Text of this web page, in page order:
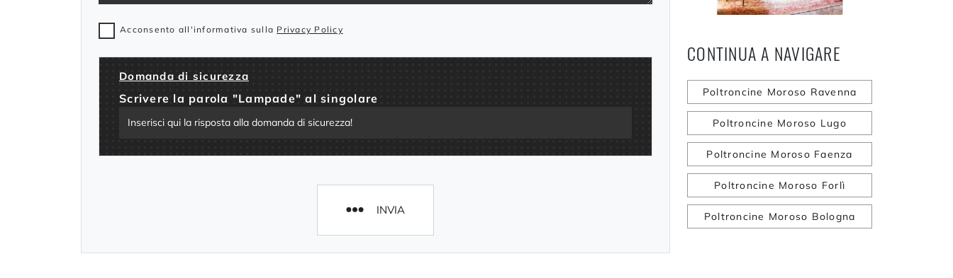
Acconsento all'informativa sulla Privacy Policy
Domanda di sicurezza
Scrivere la parola "Lampade" al singolare
INVIA
CONTINUA A NAVIGARE
Poltroncine Moroso Ravenna
Poltroncine Moroso Lugo
Poltroncine Moroso Faenza
Poltroncine Moroso Forlì
Poltroncine Moroso Bologna